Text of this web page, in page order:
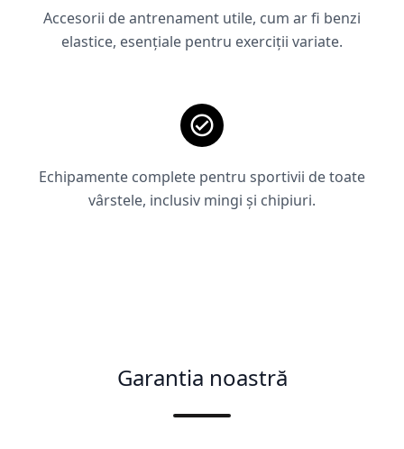
Accesorii de antrenament utile, cum ar fi benzi
elastice, esențiale pentru exerciții variate.
Echipamente complete pentru sportivii de toate
vârstele, inclusiv mingi și chipiuri.
Garantia noastră